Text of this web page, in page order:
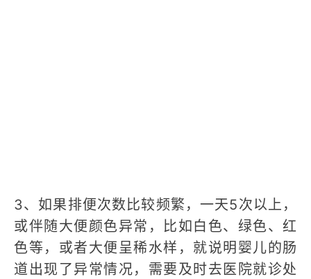
3、如果排便次数比较频繁，一天5次以上，
或伴随大便颜色异常，比如白色、绿色、红
色等，或者大便呈稀水样，就说明婴儿的肠
道出现了异常情况，需要及时去医院就诊处